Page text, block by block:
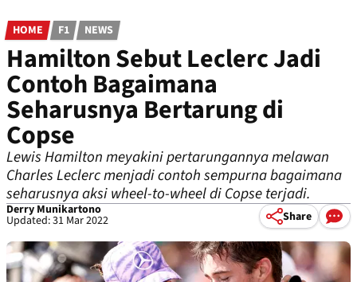
HOME F1 NEWS
Hamilton Sebut Leclerc Jadi
Contoh Bagaimana
Seharusnya Bertarung di
Copse
Lewis Hamilton meyakini pertarungannya melawan
Charles Leclerc menjadi contoh sempurna bagaimana
seharusnya aksi wheel-to-wheel di Copse terjadi.
Derry Munikartono
Updated: 31 Mar 2022 Share